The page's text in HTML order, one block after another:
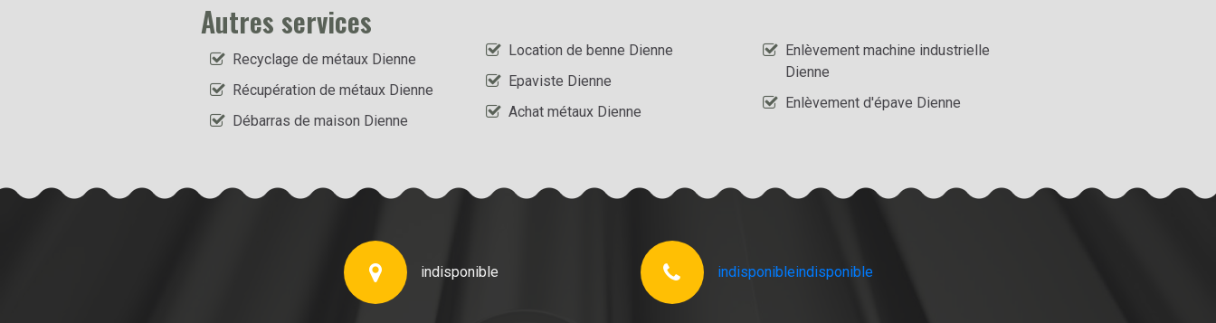
Autres services
Recyclage de métaux Dienne
Récupération de métaux Dienne
Débarras de maison Dienne
Location de benne Dienne
Epaviste Dienne
Achat métaux Dienne
Enlèvement machine industrielle
Dienne
Enlèvement d'épave Dienne
indisponible indisponibleindisponible